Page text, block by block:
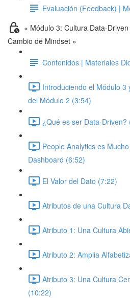
Evaluación (Feedback) |
« Módulo 3: Cultura Data-
Cambio de Mindset »
Contenidos | Materiales
Introduciendo el Módulo 3
del Módulo 2 (3:54)
¿Qué es ser Data-Driven?
People Analytics es
Dashboard (6:52)
El Valor del Dato (7:22)
Atributos de una Cultura
Atributo 1: Una Cultura
Atributo 2: Amplia
Atributo 3: Una Cultura
(10:22)